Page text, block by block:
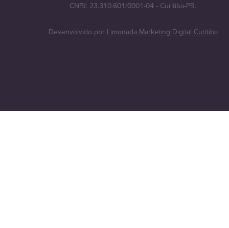
CNPJ: 23.310.601/0001-04 - Curitiba-PR.
Desenvolvido porLimonada Marketing Digital Curitiba